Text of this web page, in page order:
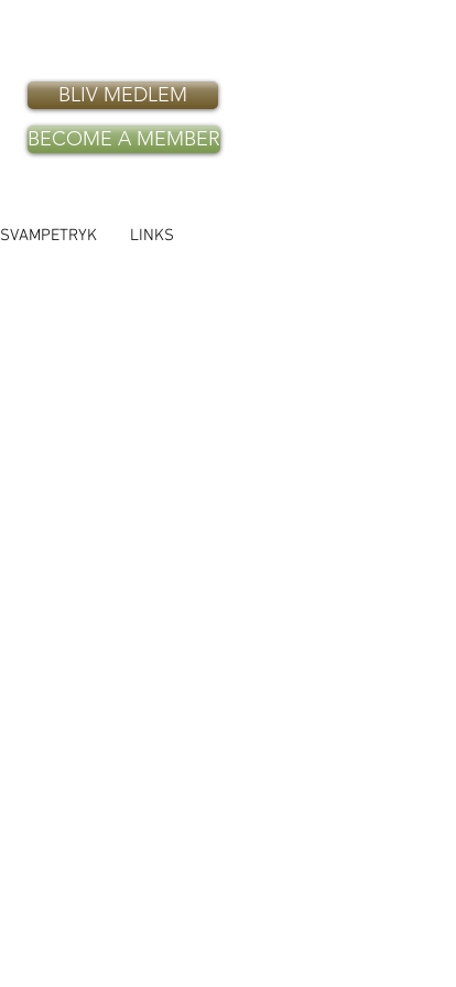
BLIV MEDLEM
BECOME A MEMBER
SVAMPETRYK LINKS